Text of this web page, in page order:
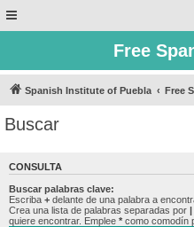
Free
Spanish Institute of Puebla Free
Buscar
CONSULTA
Buscar palabras clave:
Escriba + delante de una palabra a
Crea una lista de palabras separadas por |
quiere encontrar. Emplee * como comodín